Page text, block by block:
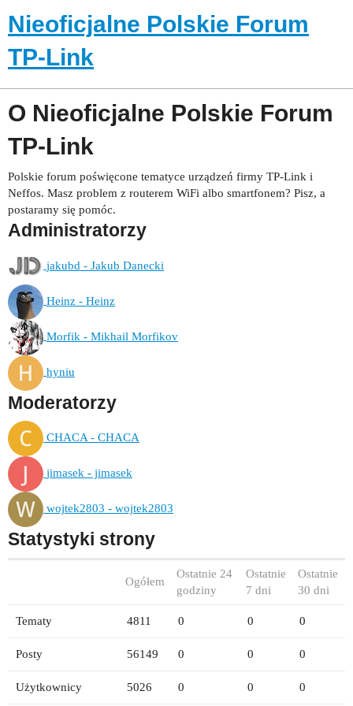
Nieoficjalne Polskie Forum
TP-Link
O Nieoficjalne Polskie Forum
TP-Link
Polskie forum poświęcone tematyce urządzeń firmy TP-Link i
Neffos. Masz problem z routerem WiFi albo smartfonem? Pisz, a
postaramy się pomóc.
Administratorzy
jakubd - Jakub Danecki
Heinz - Heinz
Morfik - Mikhail Morfikov
hyniu
Moderatorzy
CHACA - CHACA
jimasek - jimasek
wojtek2803 - wojtek2803
Statystyki strony
Ogółem
Ostatnie 24
godziny
Ostatnie
7 dni
Ostatnie
30 dni
Tematy 4811 0 0 0
Posty 56149 0 0 0
Użytkownicy 5026 0 0 0